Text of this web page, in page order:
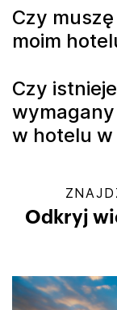
Czy
moim
Czy
w hotelu w
Odkryj